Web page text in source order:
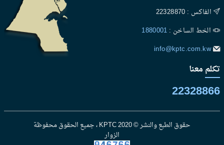
الفاكس : 22328870
الخط الساخن : 1880001
info@kptc.com.kw
تكلم معنا
22328866
حقوق الطبع والنشر © 2020 KPTC ، جميع الحقوق محفوظة
الزوار